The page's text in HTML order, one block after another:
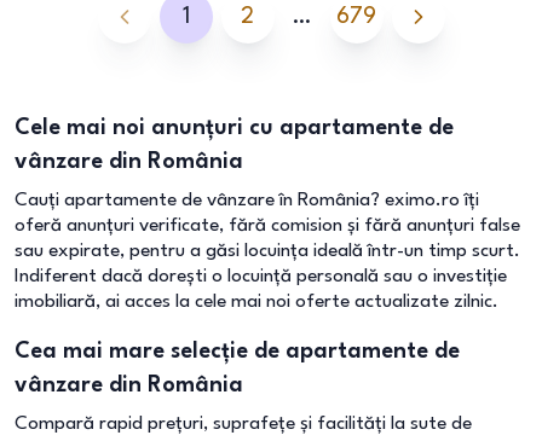
1 2 … 679
Cele mai noi anunțuri cu apartamente de
vânzare din România
Cauți apartamente de vânzare în România? eximo.ro îți
oferă anunțuri verificate, fără comision și fără anunțuri false
sau expirate, pentru a găsi locuința ideală într-un timp scurt.
Indiferent dacă dorești o locuință personală sau o investiție
imobiliară, ai acces la cele mai noi oferte actualizate zilnic.
Cea mai mare selecție de apartamente de
vânzare din România
Compară rapid prețuri, suprafețe și facilități la sute de